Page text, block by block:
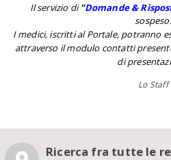
Il servizio di''Domande &
sospeso.
I medici, iscritti al Portale, potranno
attraverso il modulo contatti
di
Lo Staff
Ricerca fra tutte le